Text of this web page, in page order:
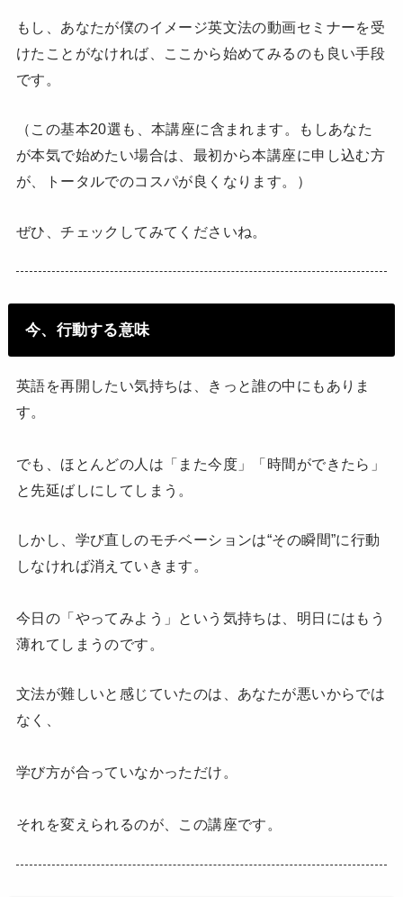
もし、あなたが僕のイメージ英文法の動画セミナーを受
けたことがなければ、ここから始めてみるのも良い手段
です。
（この基本20選も、本講座に含まれます。もしあなた
が本気で始めたい場合は、最初から本講座に申し込む方
が、トータルでのコスパが良くなります。）
ぜひ、チェックしてみてくださいね。
今、行動する意味
英語を再開したい気持ちは、きっと誰の中にもありま
す。
でも、ほとんどの人は「また今度」「時間ができたら」
と先延ばしにしてしまう。
しかし、学び直しのモチベーションは“その瞬間”に行動
しなければ消えていきます。
今日の「やってみよう」という気持ちは、明日にはもう
薄れてしまうのです。
文法が難しいと感じていたのは、あなたが悪いからでは
なく、
学び方が合っていなかっただけ。
それを変えられるのが、この講座です。